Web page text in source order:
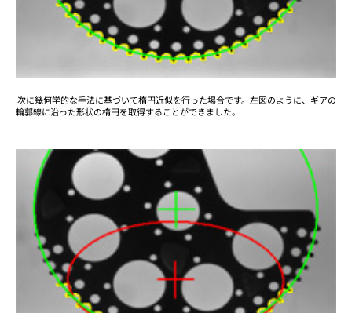
次に幾何学的な手法に基づいて楕円近似を行った場合です。左図のように、ギアの
輪郭線に沿った形状の楕円を取得することができました。